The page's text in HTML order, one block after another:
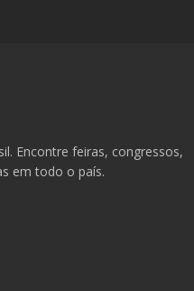
Encontre feiras, congressos,
em todo o país.